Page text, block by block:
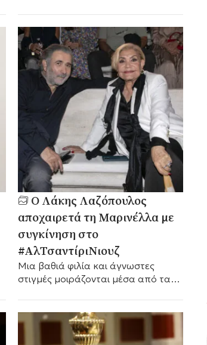
Ο Λάκης Λαζόπουλος
αποχαιρετά τη Μαρινέλλα με
συγκίνηση στο
#ΑλΤσαντίριΝιουζ
Μια βαθιά φιλία και άγνωστες
στιγμές μοιράζονται μέσα από τα